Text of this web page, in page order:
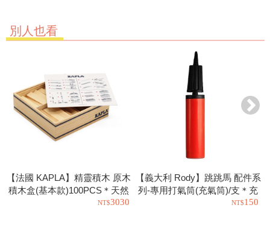
別人也看
【法國 KAPLA】精靈積木 原木
積木盒(基本款)100PCS＊天然
松木益智操作幼教積木3030
【義大利 Rody】跳跳馬 配件系
列-專用打氣筒(充氣筒)/支＊充
氣工具.充氣球.玩具也可以使用
150